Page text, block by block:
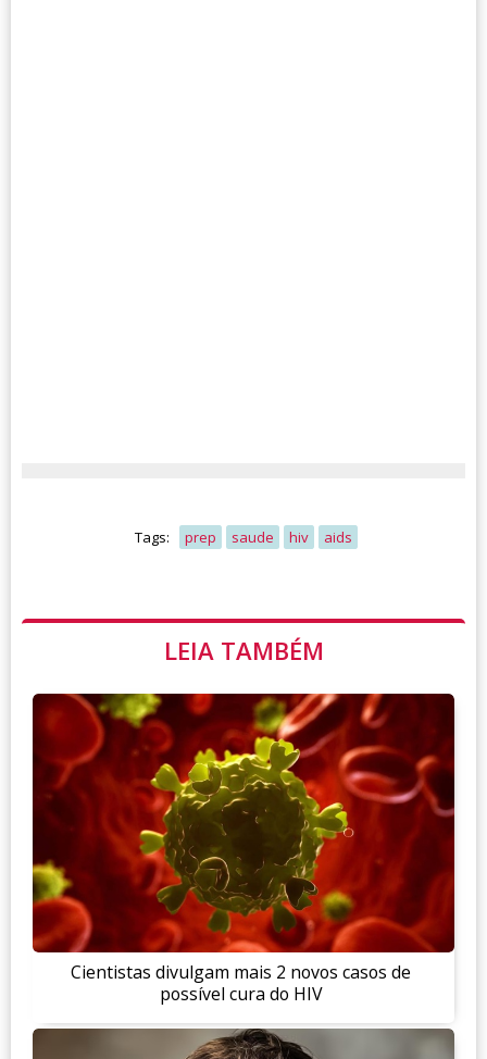
Tags: prep saude hiv aids
LEIA TAMBÉM
Cientistas divulgam mais 2 novos casos de
possível cura do HIV